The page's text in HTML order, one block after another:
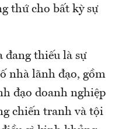
thứ cho bất kỳ sự
đang thiếu là sự
nhà lãnh đạo, gồm
đạo doanh nghiệp
chiến tranh và tội